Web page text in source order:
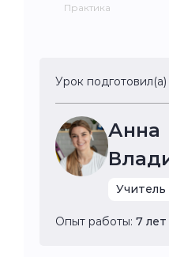
Практика
Урок подготовил(а)
Анна
Учитель
Опыт работы: 7 лет